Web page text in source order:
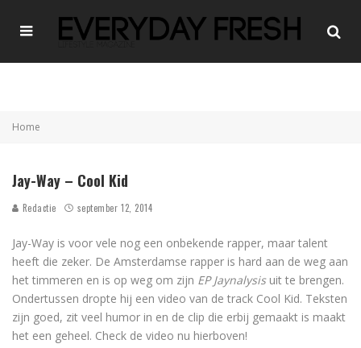
Home
Jay-Way – Cool Kid
Redactie september 12, 2014
Jay-Way is voor vele nog een onbekende rapper, maar talent
heeft die zeker. De Amsterdamse rapper is hard aan de weg aan
het timmeren en is op weg om zijn EP Jaynalysis uit te brengen.
Ondertussen dropte hij een video van de track Cool Kid. Teksten
zijn goed, zit veel humor in en de clip die erbij gemaakt is maakt
het een geheel. Check de video nu hierboven!